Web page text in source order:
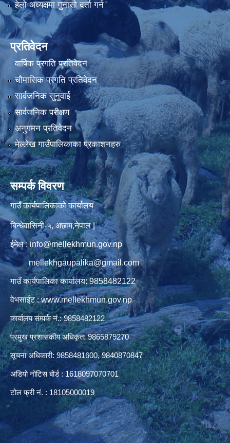
हेलो अध्यक्षमा गुनासो दर्ता गर्न
प्रतिवेदन
वार्षिक प्रगति प्रतिवेदन
चौमासिक प्रगति प्रतिवेदन
सार्वजनिक सुनुवाई
सार्वजनिक परीक्षण
अनुगमन प्रतिवेदन
मेल्लेख गाउँपालिकाका प्रकाशनहरु
सम्पर्क विवरण
गाउँ कार्यपालिकाको कार्यालय
बिन्धेवासिनी-५, अछाम,नेपाल |
ईमेल : info@mellekhmun.gov.np
mellekhgaupalika@gmail.com
गाउँ कार्यपालिका कार्यालय: 9858482122
वेभसाईट : www.mellekhmun.gov.np
कार्यालय संम्पर्क नं.: 9858482122
प्रमुख प्रशासकीय अधिकृत: 9865879270
सूचना अधिकारी: 9858481600, 9840870847
अडियो नोटिस बोर्ड : 1618097070701
टोल फ्री नं. : 18105000019